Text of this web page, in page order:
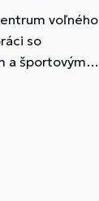
voľného
so
a športovým